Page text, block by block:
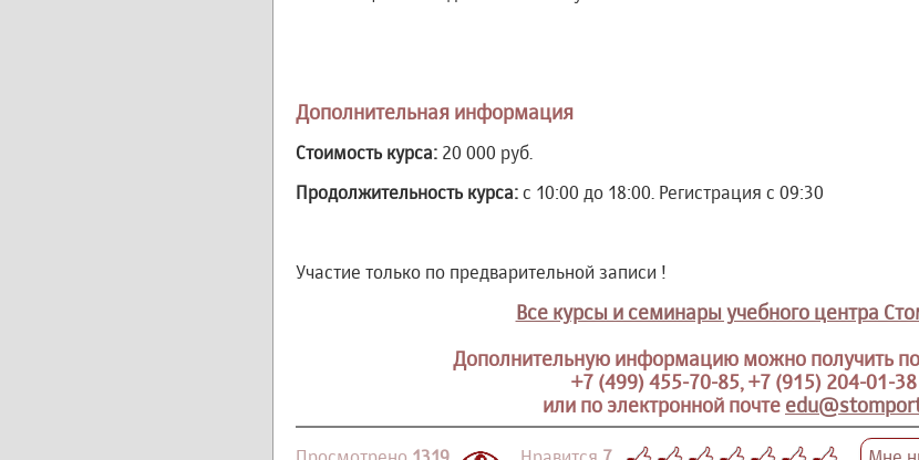
Дополнительная информация
Стоимость курса: 20 000 руб.
Продолжительность курса: с 10:00 до 18:00. Регистрация с 09:30
Участие только по предварительной записи !
Все курсы и семинары учебного центра
Дополнительную информацию можно получить
+7 (499) 455-70-85, +7 (915) 204-01-38
или по электронной почте